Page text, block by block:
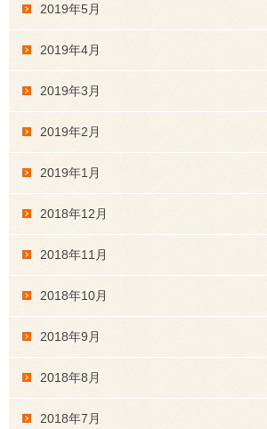
2019年5月
2019年4月
2019年3月
2019年2月
2019年1月
2018年12月
2018年11月
2018年10月
2018年9月
2018年8月
2018年7月